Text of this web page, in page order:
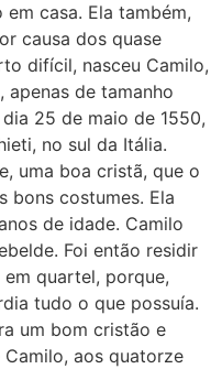
casa. Ela também,
causa dos quase
difícil, nasceu Camilo,
apenas de tamanho
25 de maio de 1550,
no sul da Itália.
uma boa cristã, que o
bons costumes. Ela
de idade. Camilo
Foi então residir
quartel, porque,
tudo o que possuía.
um bom cristão e
aos quatorze